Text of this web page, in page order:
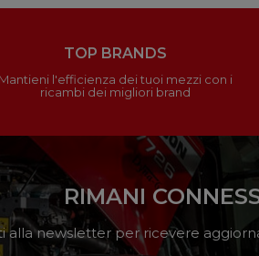
TOP BRANDS
Mantieni l'efficienza dei tuoi mezzi con i
ricambi dei migliori brand
RIMANI
alla newsletter per ricevere